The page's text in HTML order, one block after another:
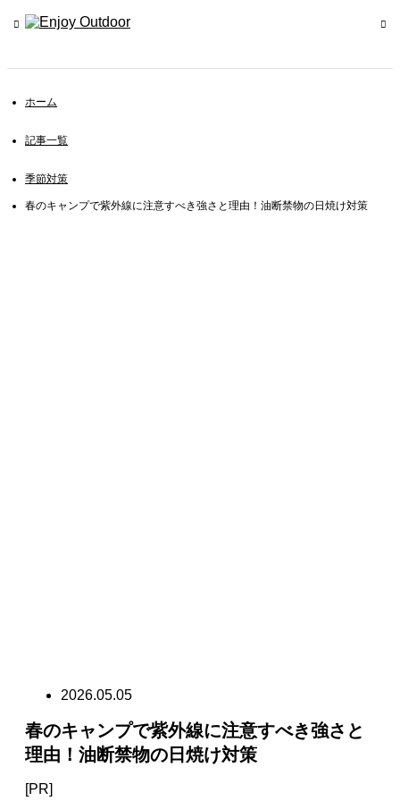
ホーム
記事一覧
季節対策
春のキャンプで紫外線に注意すべき強さと理由！油断禁物の日焼け対策
2026.05.05
春のキャンプで紫外線に注意すべき強さと
理由！油断禁物の日焼け対策
[PR]